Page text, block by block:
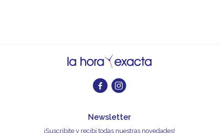
 
Newsletter
¡Suscribite y recibí todas nuestras novedades!